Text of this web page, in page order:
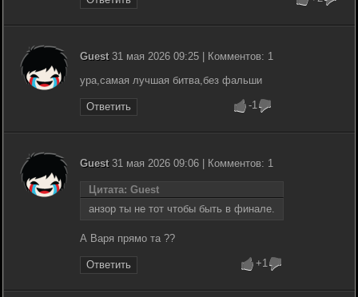
Guest31 мая 2026 09:25 | Комментов: 1
ура,самая лучшая битва,без фальши
Ответить -1
Guest31 мая 2026 09:06 | Комментов: 1
Цитата: Guest
анзор ты не тот чтобы быть в финале.
А Варя прямо та ??
Ответить +1